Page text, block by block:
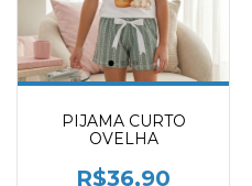
PIJAMA CURTO
OVELHA
R$36,90